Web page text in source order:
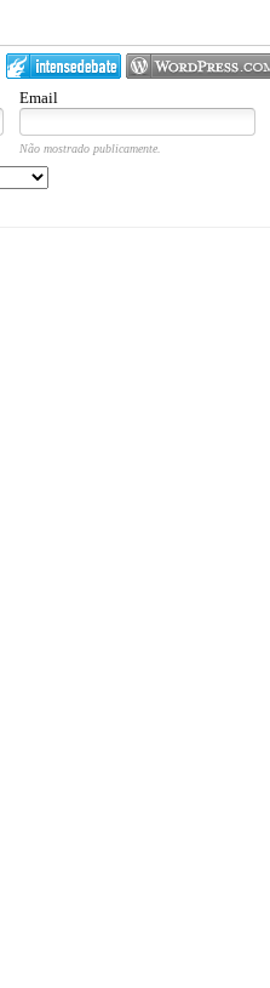
Email
Não mostrado publicamente.